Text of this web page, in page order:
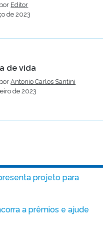
Editor
de 2023
de vida
Antonio Carlos Santini
de 2023
projeto para
a prêmios e ajude